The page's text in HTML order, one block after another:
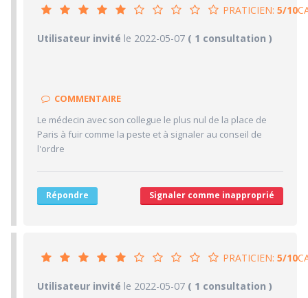
PRATICIEN: 5/10
PRATICIEN5/10
5/10 Clarté des informations médicales délivrées
5/10 Délai pour obtenir un 1er RDV
5/10 Ponctualité/Temps en salle d'attente/Retard
5/10 Desserte par les transports en commun
5/10 Stationnements alentours
Utilisateur invité le 2022-05-07 ( 1 consultation )
COMMENTAIRE
Le médecin avec son collegue le plus nul de la place de
Paris à fuir comme la peste et à signaler au conseil de
l'ordre
Répondre Signaler comme inapproprié
PRATICIEN: 5/10
PRATICIEN5/10
Utilisateur invité le 2022-05-07 ( 1 consultation )